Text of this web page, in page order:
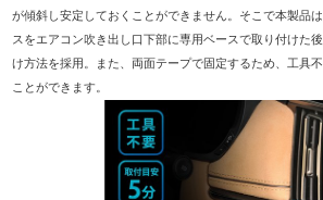
が傾斜し安定しておくことができません。そこで本製品
スをエアコン吹き出し口下部に専用ベースで取り付けた
け方法を採用。また、両面テープで固定するため、工具
ことができます。